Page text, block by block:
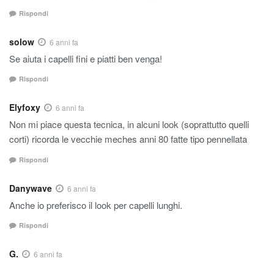
Rispondi
solow 6 anni fa
Se aiuta i capelli fini e piatti ben venga!
Rispondi
Elyfoxy 6 anni fa
Non mi piace questa tecnica, in alcuni look (soprattutto quelli
corti) ricorda le vecchie meches anni 80 fatte tipo pennellata
Rispondi
Danywave 6 anni fa
Anche io preferisco il look per capelli lunghi.
Rispondi
G. 6 anni fa